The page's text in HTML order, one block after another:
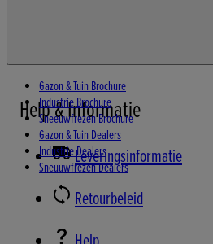
Gazon & Tuin Brochure
Industrie Brochure
Sneeuwfrezen Brochure
Gazon & Tuin Dealers
Industrie Dealers
Sneuuwfrezen Dealers
Help & Informatie
Leveringsinformatie
Retourbeleid